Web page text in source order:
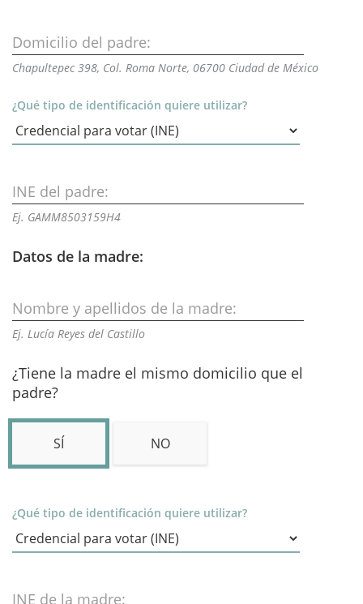
Domicilio del padre:
Chapultepec 398, Col. Roma Norte, 06700 Ciudad de México
¿Qué tipo de identificación quiere utilizar?
INE del padre:
Ej. GAMM8503159H4
Datos de la madre:
Nombre y apellidos de la madre:
Ej. Lucía Reyes del Castillo
¿Tiene la madre el mismo domicilio que el
padre?
SÍ NO
¿Qué tipo de identificación quiere utilizar?
INE de la madre: